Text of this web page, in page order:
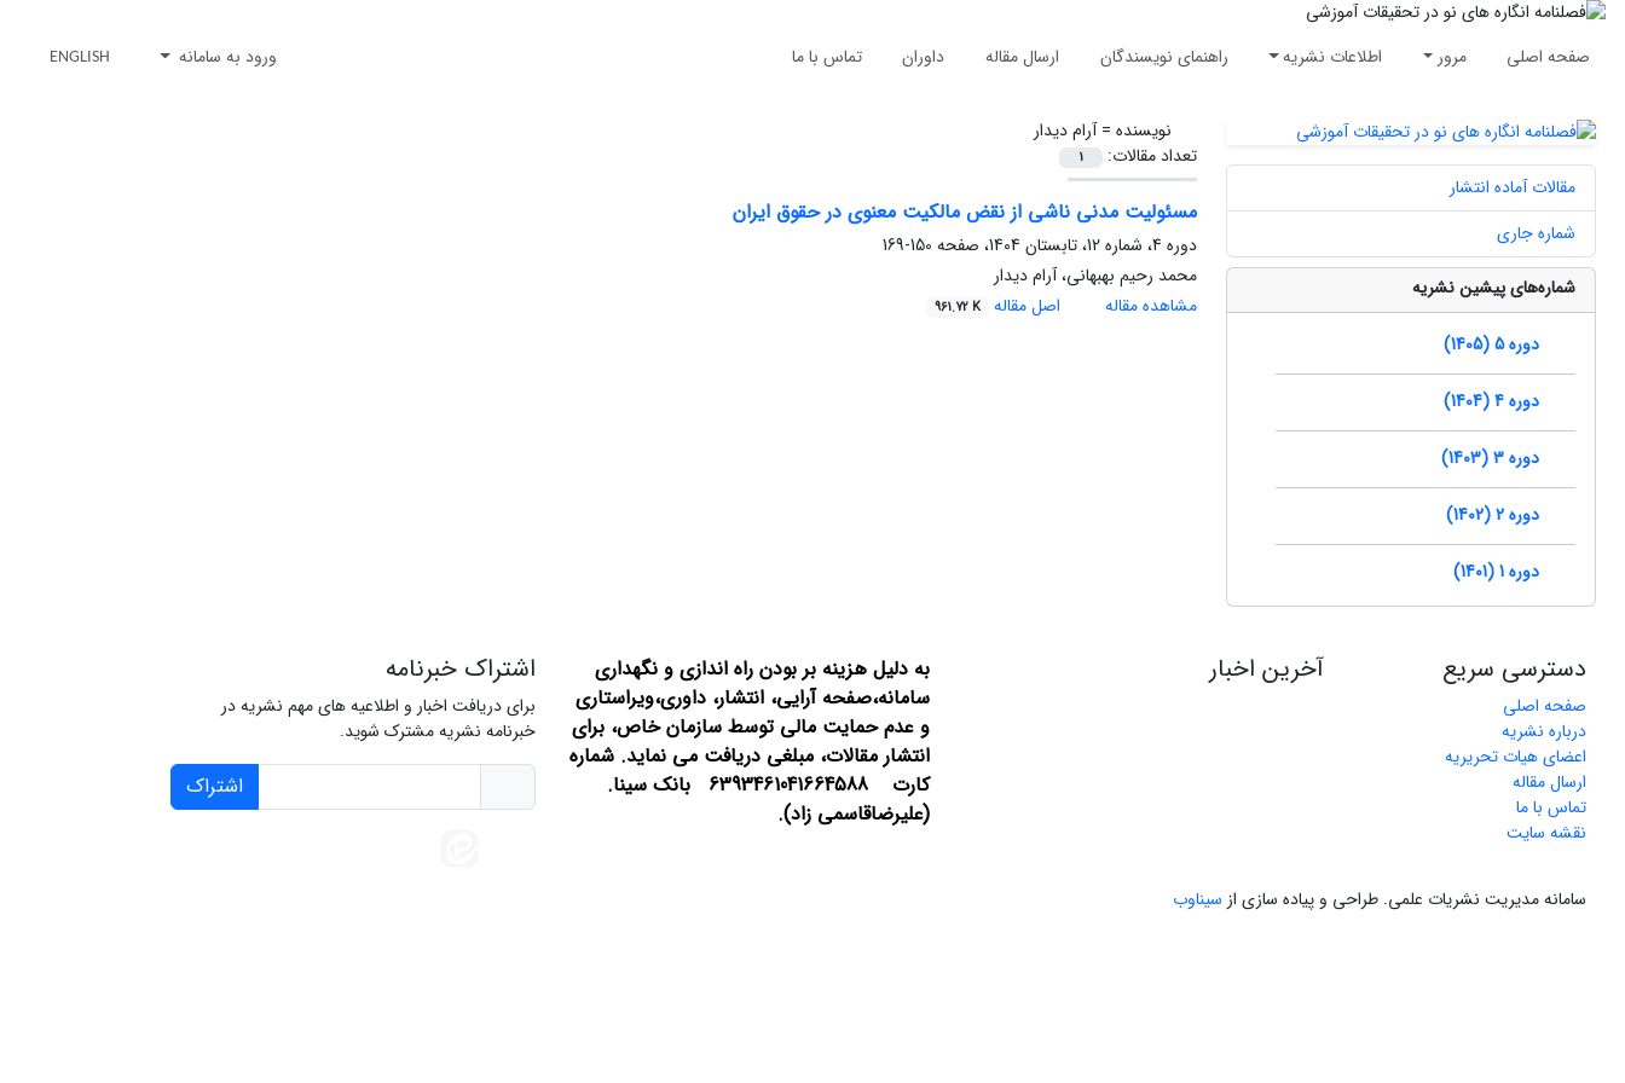
صفحه اصلی مرور اطلاعات نشریه راهنمای نویسندگان ارسال مقاله داوران تماس با ما ورود به سامانه ENGLISH
نویسنده =آرام دیدار
تعداد مقالات:
1
مسئولیت مدنی ناشی از نقض مالکیت معنوی در حقوق ایران
دوره 4، شماره 12، تابستان 1404، صفحه
150-169
محمد رحیم بهبهانی، آرام دیدار
مشاهده مقاله
اصل مقاله 961.72 K
مقالات آماده انتشار
شماره جاری
شماره‌های پیشین نشریه
دوره 5 (1405)
دوره 4 (1404)
دوره 3 (1403)
دوره 2 (1402)
دوره 1 (1401)
دسترسی سریع
صفحه اصلی
درباره نشریه
اعضای هیات تحریریه
ارسال مقاله
تماس با ما
نقشه سایت
آخرین اخبار
به دلیل هزینه بر بودن راه اندازی و نگهداری
سامانه،صفحه آرایی، انتشار، داوری،ویراستاری
و عدم حمایت مالی توسط سازمان خاص، برای
انتشار مقالات، مبلغی دریافت می نماید. شماره
کارت 6393461041664588 بانک سینا.
(علیرضاقاسمی زاد).
اشتراک خبرنامه
برای دریافت اخبار و اطلاعیه های مهم نشریه در
خبرنامه نشریه مشترک شوید.
اشتراک
سامانه مدیریت نشریات علمی. طراحی و پیاده سازی از سیناوب